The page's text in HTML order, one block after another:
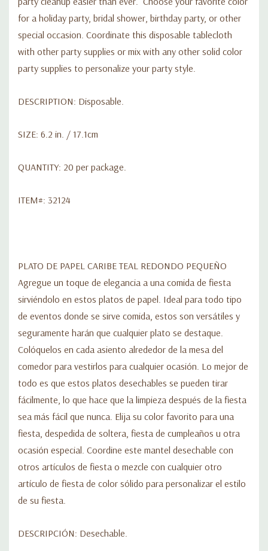
TAMAÑO: 6.2 pulg. / 17.1cm
CANTIDAD: 20 por paquete.
ARTÍCULO #: 32124
for a holiday party, bridal shower, birthday party, or other
special occasion. Coordinate this disposable tablecloth
with other party supplies or mix with any other solid color
party supplies to personalize your party style.
DESCRIPTION: Disposable.
SIZE: 6.2 in. / 17.1cm
QUANTITY: 20 per package.
ITEM#: 32124
PLATO DE PAPEL CARIBE TEAL REDONDO PEQUEÑO
Agregue un toque de elegancia a una comida de fiesta
sirviéndolo en estos platos de papel. Ideal para todo tipo
de eventos donde se sirve comida, estos son versátiles y
seguramente harán que cualquier plato se destaque.
Colóquelos en cada asiento alrededor de la mesa del
comedor para vestirlos para cualquier ocasión. Lo mejor de
todo es que estos platos desechables se pueden tirar
fácilmente, lo que hace que la limpieza después de la fiesta
sea más fácil que nunca. Elija su color favorito para una
fiesta, despedida de soltera, fiesta de cumpleaños u otra
ocasión especial. Coordine este mantel desechable con
otros artículos de fiesta o mezcle con cualquier otro
artículo de fiesta de color sólido para personalizar el estilo
de su fiesta.
DESCRIPCIÓN: Desechable.